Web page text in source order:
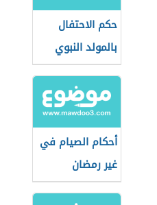
حكم الاحتفال
بالمولد النبوي
أحكام الصيام في
غير رمضان